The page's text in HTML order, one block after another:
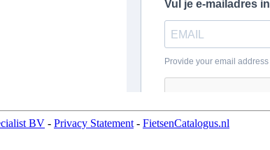
BV - Privacy Statement - FietsenCatalogus.nl